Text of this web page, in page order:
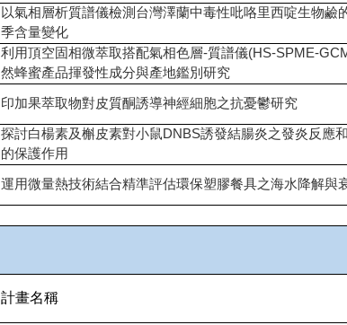
以氣相層析質譜儀檢測台灣澤蘭中毒性吡咯里西啶生物鹼
季含量變化
利用頂空固相微萃取搭配氣相色層-質譜儀(HS-SPME-
然蜂蜜產品揮發性成分與產地鑑別研究
印加果萃取物對皮質酮誘導神經細胞之抗憂鬱研究
探討白楊素及槲皮素對小鼠DNBS誘發結腸炎之發炎反應
的保護作用
運用微量熱技術結合精準評估環保塑膠餐具之海水降解與
計畫名稱